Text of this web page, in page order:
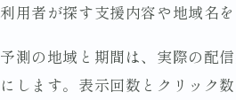
利用者が探す支援内容や地域名
予測の地域と期間は、実際の配
にします。表示回数とクリック